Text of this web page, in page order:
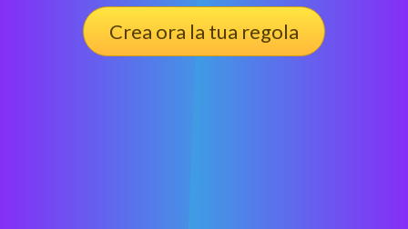
Crea ora la tua regola